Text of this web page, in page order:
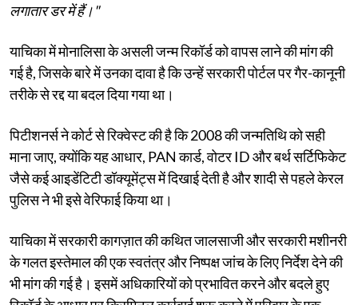
लगातार डर में हैं।"
याचिका में मोनालिसा के असली जन्म रिकॉर्ड को वापस लाने की मांग की
गई है, जिसके बारे में उनका दावा है कि उन्हें सरकारी पोर्टल पर गैर-कानूनी
तरीके से रद्द या बदल दिया गया था।
पिटीशनर्स ने कोर्ट से रिक्वेस्ट की है कि 2008 की जन्मतिथि को सही
माना जाए, क्योंकि यह आधार, PAN कार्ड, वोटर ID और बर्थ सर्टिफिकेट
जैसे कई आइडेंटिटी डॉक्यूमेंट्स में दिखाई देती है और शादी से पहले केरल
पुलिस ने भी इसे वेरिफाई किया था।
याचिका में सरकारी कागज़ात की कथित जालसाजी और सरकारी मशीनरी
के गलत इस्तेमाल की एक स्वतंत्र और निष्पक्ष जांच के लिए निर्देश देने की
भी मांग की गई है। इसमें अधिकारियों को प्रभावित करने और बदले हुए